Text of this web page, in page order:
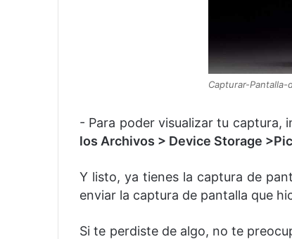
Capturar-Pantalla-
- Para poder visualizar tu captura,
los Archivos > Device Storage
Y listo, ya tienes la captura de
enviar la captura de pantalla que
Si te perdiste de algo, no te